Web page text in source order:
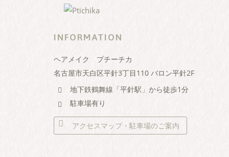
INFORMATION
ヘアメイク プチーチカ
名古屋市天白区平針3丁目110 バロン平針2F
地下鉄鶴舞線「平針駅」から徒歩1分
駐車場有り
アクセスマップ・駐車場のご案内